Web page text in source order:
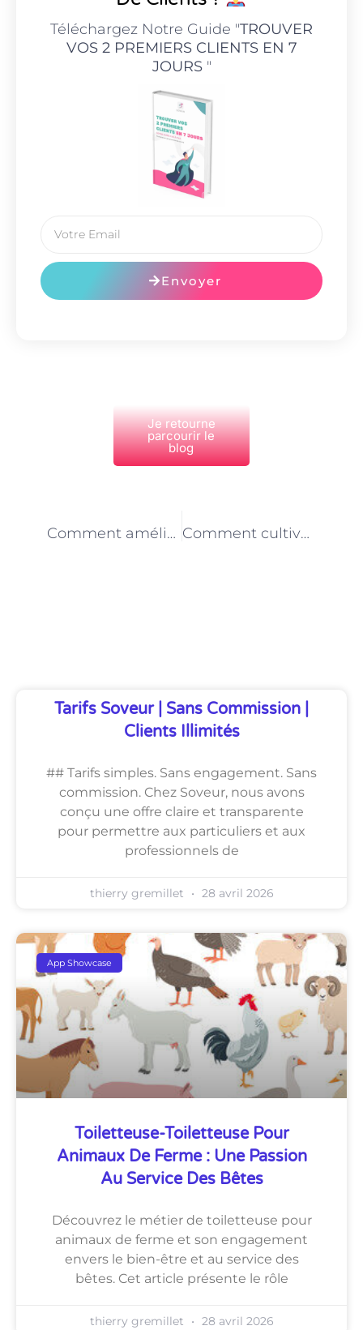
Téléchargez Notre Guide "TROUVER
VOS 2 PREMIERS CLIENTS EN 7
JOURS"
Envoyer
Je retourne
parcourir le
blog
Comment améliorer sa communication interpersonnelle grâce à un coach mental à Paris Comment cultiver la confiance en soi avec l’aide d’un coach mental à Paris
Tarifs Soveur | Sans Commission |
Clients Illimités
## Tarifs simples. Sans engagement. Sans
commission. Chez Soveur, nous avons
conçu une offre claire et transparente
pour permettre aux particuliers et aux
professionnels de
thierry gremillet 28 avril 2026
App Showcase
Toiletteuse-Toiletteuse Pour
Animaux De Ferme : Une Passion
Au Service Des Bêtes
Découvrez le métier de toiletteuse pour
animaux de ferme et son engagement
envers le bien-être et au service des
bêtes. Cet article présente le rôle
thierry gremillet 28 avril 2026